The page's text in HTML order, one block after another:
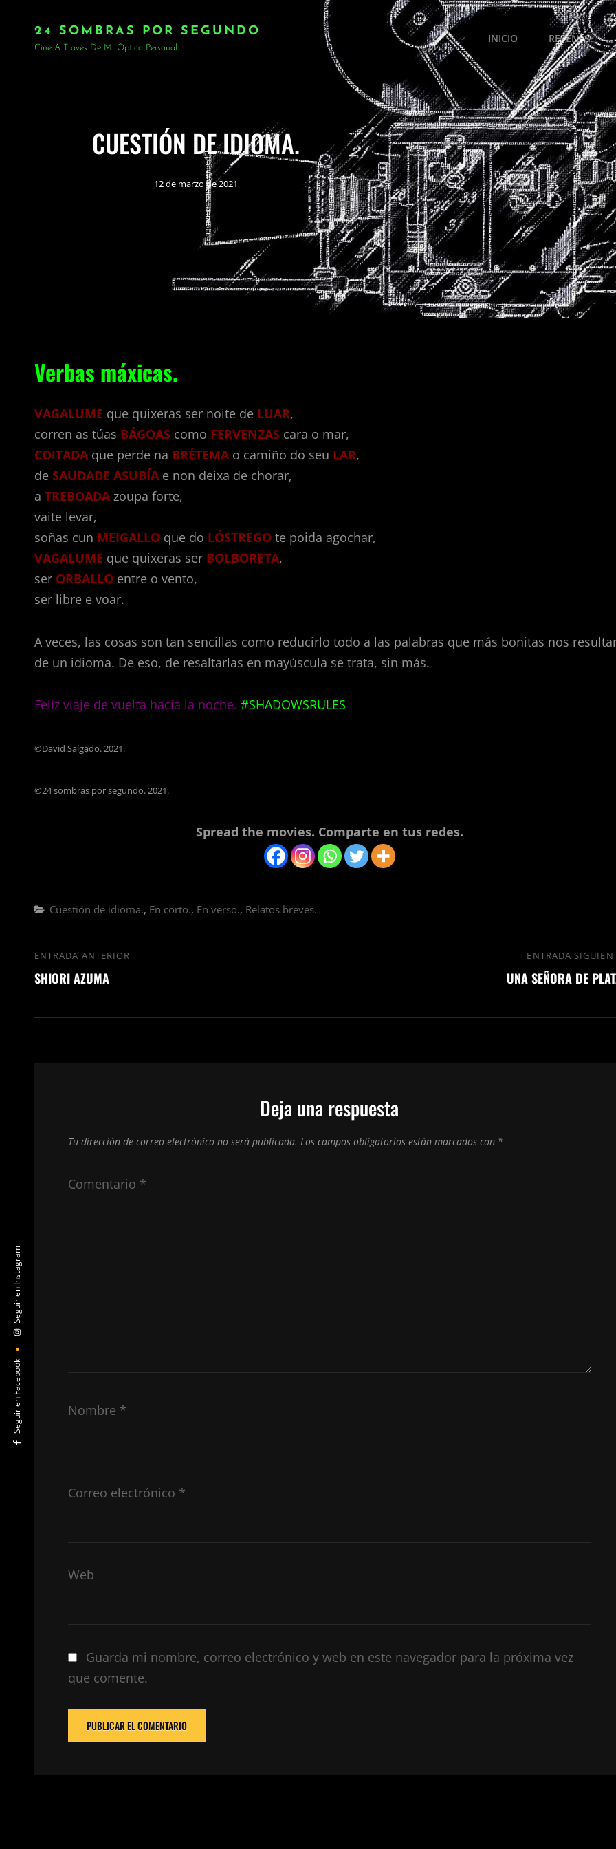
24 SOMBRAS POR SEGUNDO
Cine A Través De Mi Óptica Personal.
INICIO RESEÑAS.
Seguir en Facebook
Seguir en Instagram
CUESTIÓN DE IDIOMA.
12 de marzo de 2021
Verbas máxicas.
VAGALUME que quixeras ser noite de LUAR,
corren as túas BÁGOAS como FERVENZAS cara o mar,
COITADAque perde na BRÉTEMAo camiño do seu LAR,
de SAUDADE ASUBÍAe non deixa de chorar,
a TREBOADAzoupa forte,
vaite levar,
soñas cun MEIGALLO que do LÓSTREGO te poida agochar,
VAGALUME que quixeras ser BOLBORETA,
ser ORBALLO entre o vento,
ser libre e voar.
A veces, las cosas son tan sencillas como reducirlo todo a las palabras que más bonitas nos
de un idioma. De eso, de resaltarlas en mayúscula se trata, sin más.
Feliz viaje de vuelta hacia la noche. #SHADOWSRULES
©David Salgado. 2021.
©24 sombras por segundo. 2021.
Spread the movies. Comparte en tus redes.
Categorías
Cuestión de idioma., En corto., En verso., Relatos breves.
Navegación
de
Entrada
anterior
ENTRADA ANTERIOR
SHIORI AZUMA
ENTRADA
UNA SEÑORA DE
Deja una respuesta
Tu dirección de correo electrónico no será publicada. Los campos obligatorios están marcados con *
Comentario *
Nombre *
Correo electrónico *
Web
Guarda mi nombre, correo electrónico y web en este navegador para la próxima vez
que comente.